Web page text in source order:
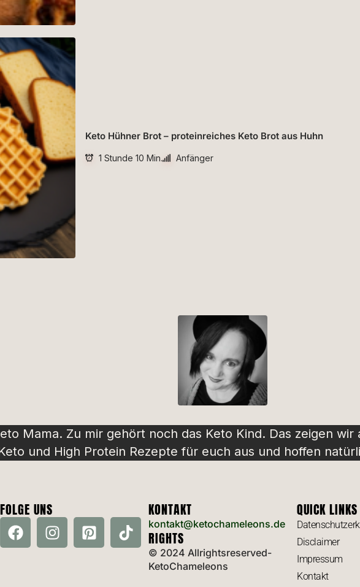
Keto Hühner Brot – proteinreiches Keto Brot aus Huhn
1 Stunde 10 Min. Anfänger
Mama. Zu mir gehört noch das Keto Kind. Das zeigen
und High Protein Rezepte für euch aus und hoffen
FOLGE UNS KONTAKT
kontakt@ketochameleons.de
RIGHTS
© 2024 Allrightsreserved-
KetoChameleons
QUICK LINKS
Disclaimer
Impressum
Kontakt